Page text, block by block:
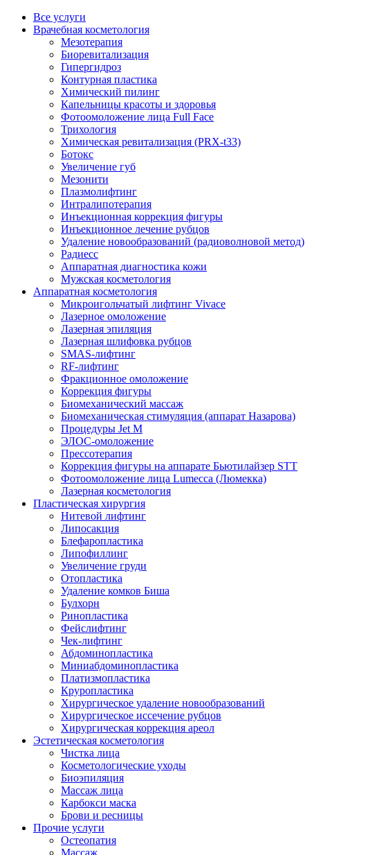
Все услуги
Врачебная косметология
Мезотерапия
Биоревитализация
Гипергидроз
Контурная пластика
Химический пилинг
Капельницы красоты и здоровья
Фотоомоложение лица Full Face
Трихология
Химическая ревитализация (PRX-t33)
Ботокс
Увеличение губ
Мезонити
Плазмолифтинг
Интралипотерапия
Инъекционная коррекция фигуры
Инъекционное лечение рубцов
Удаление новообразований (радиоволновой метод)
Радиесс
Аппаратная диагностика кожи
Мужская косметология
Аппаратная косметология
Микроигольчатый лифтинг Vivace
Лазерное омоложение
Лазерная эпиляция
Лазерная шлифовка рубцов
SMAS-лифтинг
RF-лифтинг
Фракционное омоложение
Коррекция фигуры
Биомеханический массаж
Биомеханическая стимуляция (аппарат Назарова)
Процедуры Jet M
ЭЛОС-омоложение
Прессотерапия
Коррекция фигуры на аппарате Бьютилайзер STT
Фотоомоложение лица Lumecca (Люмекка)
Лазерная косметология
Пластическая хирургия
Нитевой лифтинг
Липосакция
Блефаропластика
Липофиллинг
Увеличение груди
Отопластика
Удаление комков Биша
Булхорн
Ринопластика
Фейслифтинг
Чек-лифтинг
Абдоминопластика
Миниабдоминопластика
Платизмопластика
Круропластика
Хирургическое удаление новообразований
Хирургическое иссечение рубцов
Хирургическая коррекция ареол
Эстетическая косметология
Чистка лица
Косметологические уходы
Биоэпиляция
Массаж лица
Карбокси маска
Брови и ресницы
Прочие услуги
Остеопатия
Массаж